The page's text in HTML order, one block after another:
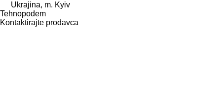
Ukrajina, m. Kyiv
Tehnopodem
Kontaktirajte prodavca